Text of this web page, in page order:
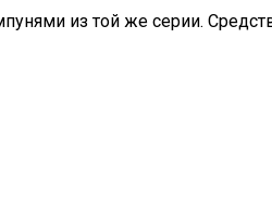
из той же серии.